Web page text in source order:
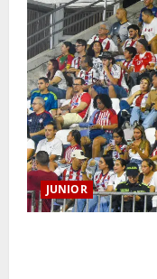
JUNIOR